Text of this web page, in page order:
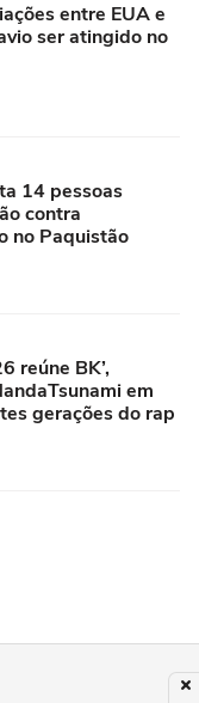
entre EUA e
ser atingido no
14 pessoas
contra
no Paquistão
reúne BK’,
em
gerações do rap